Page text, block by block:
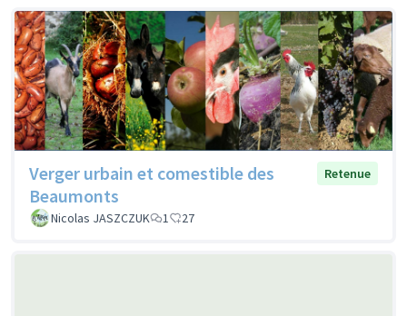
Verger urbain et comestible des
Beaumonts
Retenue
Nicolas JASZCZUK 1 27